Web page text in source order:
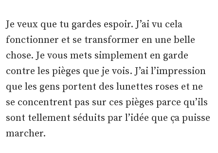
Je veux que tu gardes espoir. J’ai vu cela
fonctionner et se transformer en une belle
chose. Je vous mets simplement en garde
contre les pièges que je vois. J’ai l’impression
que les gens portent des lunettes roses et ne
se concentrent pas sur ces pièges parce qu’ils
sont tellement séduits par l’idée que ça puisse
marcher.